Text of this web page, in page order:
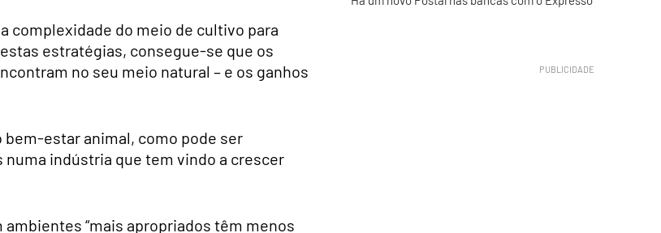
complexidade do meio de cultivo para
estratégias, consegue-se que os
no seu meio natural – e os ganhos
bem-estar animal, como pode ser
numa indústria que tem vindo a crescer
“mais apropriados têm menos